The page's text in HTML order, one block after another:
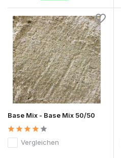
Base Mix - Base Mix 50/50
Vergleichen